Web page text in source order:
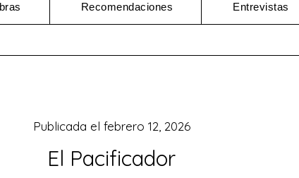
Recomendaciones Entrevistas
El Pacificador
Publicada el febrero 12, 2026